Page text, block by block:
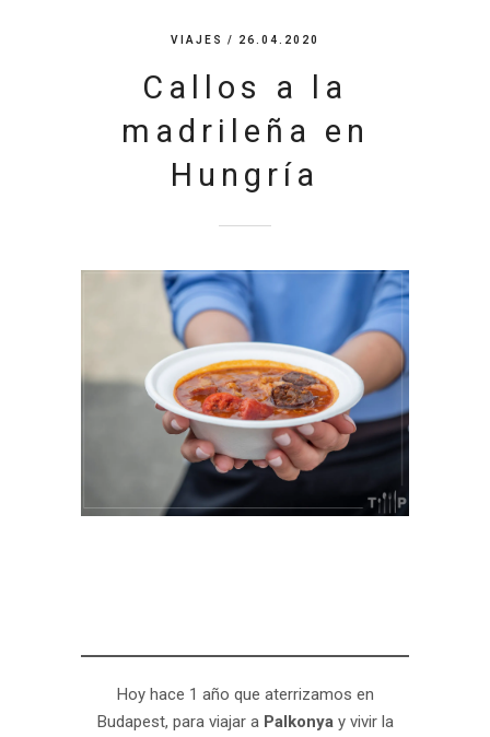
VIAJES / 26.04.2020
Callos a la
madrileña en
Hungría
Hoy hace 1 año que aterrizamos en
Budapest, para viajar a Palkonyay vivir la